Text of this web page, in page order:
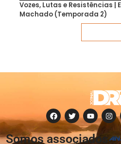
Vozes, Lutas e Resistências |
Machado (Temporada 2)
Somos associados